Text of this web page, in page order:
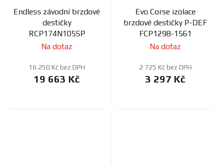
Endless závodní brzdové
destičky
RCP174N105SP
Na dotaz
16 250 Kč bez DPH
19 663 Kč
Evo Corse izolace
brzdové destičky P-DEF
FCP1298-1561
Na dotaz
2 725 Kč bez DPH
3 297 Kč